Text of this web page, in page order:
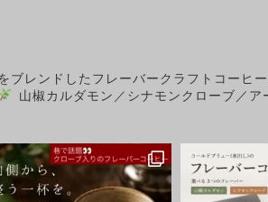
ブレンドしたフレーバークラフトコーヒ
山椒カルダモン／シナモンクローブ／ア